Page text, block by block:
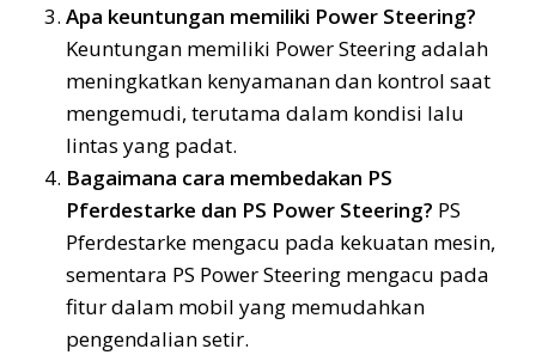
Apa keuntungan memiliki Power Steering?
Keuntungan memiliki Power Steering adalah
meningkatkan kenyamanan dan kontrol saat
mengemudi, terutama dalam kondisi lalu
lintas yang padat.
Bagaimana cara membedakan PS
Pferdestarke dan PS Power Steering? PS
Pferdestarke mengacu pada kekuatan mesin,
sementara PS Power Steering mengacu pada
fitur dalam mobil yang memudahkan
pengendalian setir.